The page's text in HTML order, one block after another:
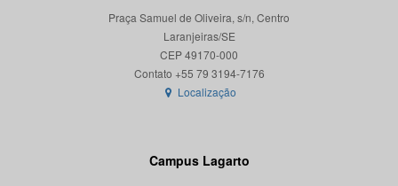
Praça Samuel de Oliveira, s/n, Centro
Laranjeiras/SE
CEP 49170-000
Localização
Campus Lagarto